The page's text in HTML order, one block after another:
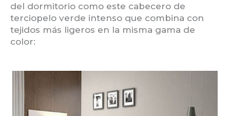
del dormitorio como este cabecero de
terciopelo verde intenso que combina con
tejidos más ligeros en la misma gama de
color: